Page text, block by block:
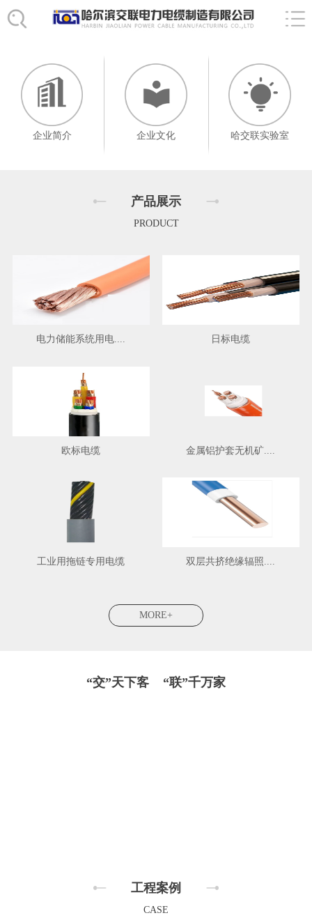
企业简介 企业文化 哈交联实验室
产品展示
PRODUCT
电力储能系统用电.... 日标电缆
欧标电缆 金属铝护套无机矿....
工业用拖链专用电缆 双层共挤绝缘辐照....
MORE+
“交”天下客 “联”千万家
工程案例
CASE